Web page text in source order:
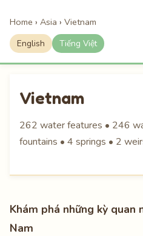
Home › Asia › Vietnam
English Tiếng Việt
Vietnam
262 water features • 246
fountains • 4 springs • 2
Khám phá những kỳ quan
Nam